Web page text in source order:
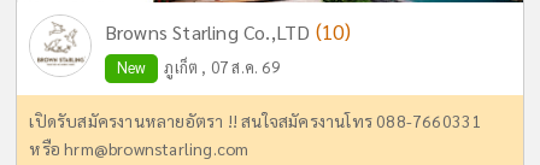
Browns Starling Co.,LTD (10)
New ภูเก็ต , 07 ส.ค. 69
เปิดรับสมัครงานหลายอัตรา !! สนใจสมัครงานโทร 088-7660331
หรือhrm@brownstarling.com